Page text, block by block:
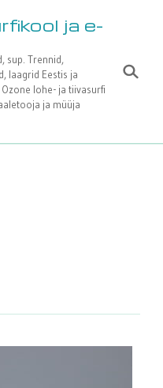
ja e-
sup. Trennid,
laagrid Eestis ja
lohe- ja tiivasurfi
ja müüja